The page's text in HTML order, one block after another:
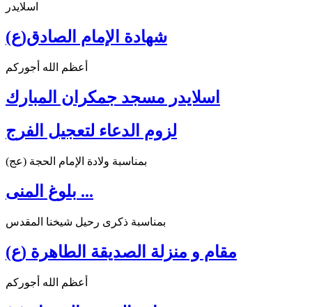
اسلايدر
شهادة الإمام الصادق(ع)
أعظم الله أجوركم
اسلايدر مسجد جمكران المبارك
لزوم الدعاء لتعجيل الفرج
بمناسبة ولادة الإمام الحجة (عج)
بلوغ المنى ...
بمناسبة ذكرى رحيل شيخنا المقدس
مقام و منزلة الصديقة الطاهرة (ع)
أعظم الله أجوركم